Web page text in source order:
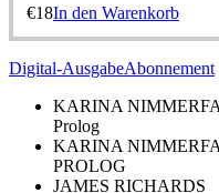
€18In den Warenkorb
Digital-AusgabeAbonnement
KARINA
Prolog
KARINA
PROLOG
JAMES RICHARDS